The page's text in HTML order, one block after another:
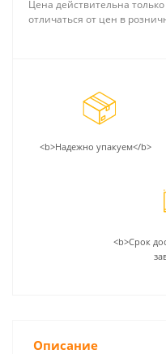
Цена действительна
отличаться от цен в
<b>Надежно упакуем</b>
<b>Срок
Описание